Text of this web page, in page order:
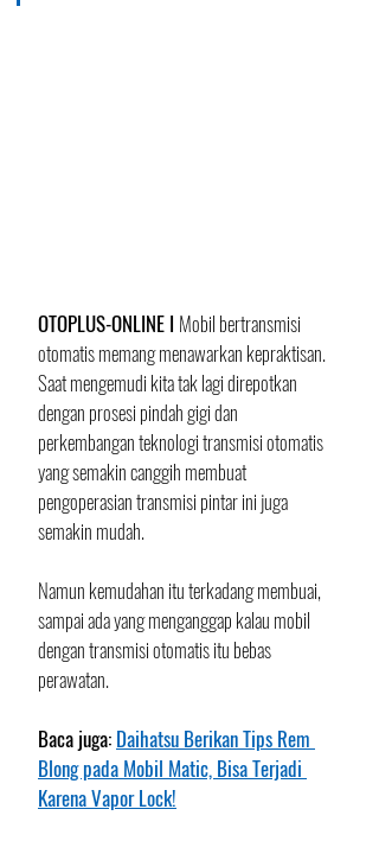
OTOPLUS-ONLINE I Mobil bertransmisi
otomatis memang menawarkan kepraktisan.
Saat mengemudi kita tak lagi direpotkan
dengan prosesi pindah gigi dan
perkembangan teknologi transmisi otomatis
yang semakin canggih membuat
pengoperasian transmisi pintar ini juga
semakin mudah.
Namun kemudahan itu terkadang membuai,
sampai ada yang menganggap kalau mobil
dengan transmisi otomatis itu bebas
perawatan.
Baca juga: Daihatsu Berikan Tips Rem
Blong pada Mobil Matic, Bisa Terjadi
Karena Vapor Lock!